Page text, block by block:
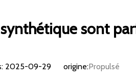
sont
2025-09-29 origine:Propulsé